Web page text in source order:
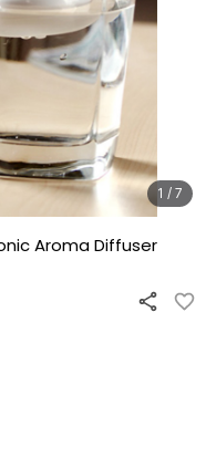
1 / 7
Aroma Diffuser